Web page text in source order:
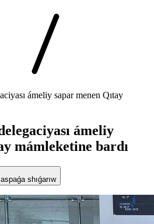
ámeliy sapar menen Qıtay
ámeliy
mámleketine bardı
shıǵarıw